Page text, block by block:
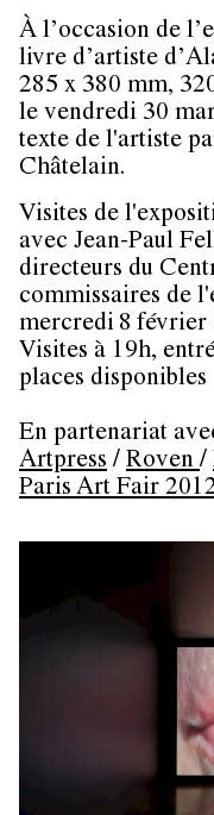
À l’occasion de
livre d’artiste
285 x 380 mm,
le vendredi 30
texte de l'artiste
Châtelain.
Visites de
avec Jean-Paul
directeurs du
commissaires de
mercredi 8 février
Visites à 19h,
places disponibles
En partenariat
Artpress / Roven /
Paris Art Fair